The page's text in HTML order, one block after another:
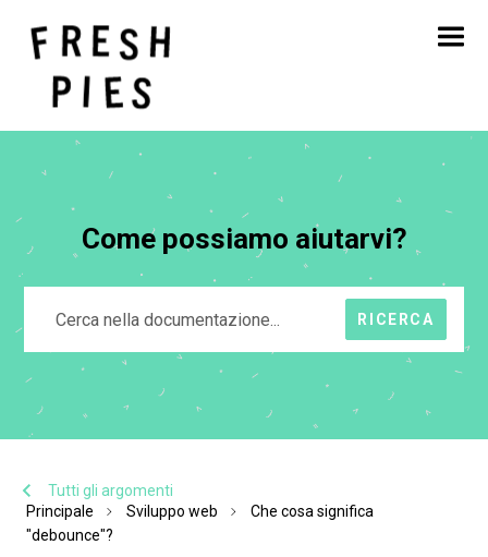
Casa
Circa
Il nostro lavoro
Come possiamo aiutarvi?
RICERCA
Tutti gli argomenti
Principale
Sviluppo web
Che cosa significa
"debounce"?